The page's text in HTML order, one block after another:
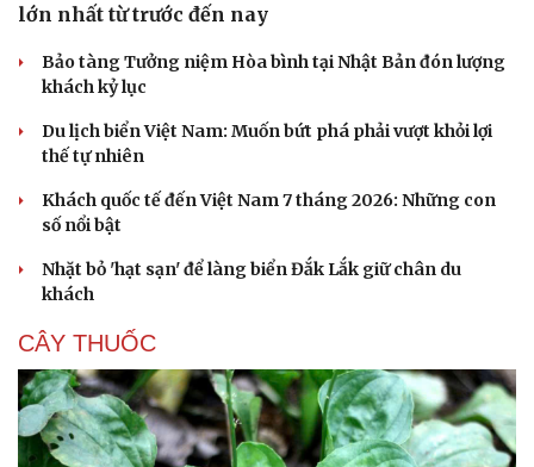
lớn nhất từ trước đến nay
Bảo tàng Tưởng niệm Hòa bình tại Nhật Bản đón lượng
khách kỷ lục
Du lịch biển Việt Nam: Muốn bứt phá phải vượt khỏi lợi
thế tự nhiên
Khách quốc tế đến Việt Nam 7 tháng 2026: Những con
số nổi bật
Nhặt bỏ 'hạt sạn' để làng biển Đắk Lắk giữ chân du
khách
CÂY THUỐC